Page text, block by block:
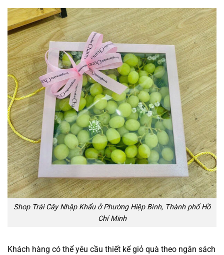
Shop Trái Cây Nhập Khẩu ở Phường Hiệp Bình, Thành phố Hồ
Chí Minh
Khách hàng có thể yêu cầu thiết kế giỏ quà theo ngân sách